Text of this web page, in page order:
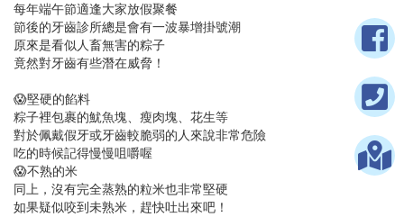
每年端午節適逢大家放假聚餐
節後的牙齒診所總是會有一波暴增掛號潮
原來是看似人畜無害的粽子
竟然對牙齒有些潛在威脅！
😱堅硬的餡料
粽子裡包裹的魷魚塊、瘦肉塊、花生等
對於佩戴假牙或牙齒較脆弱的人來說非常危險
吃的時候記得慢慢咀嚼喔
😱不熟的米
同上，沒有完全蒸熟的粒米也非常堅硬
如果疑似咬到未熟米，趕快吐出來吧！